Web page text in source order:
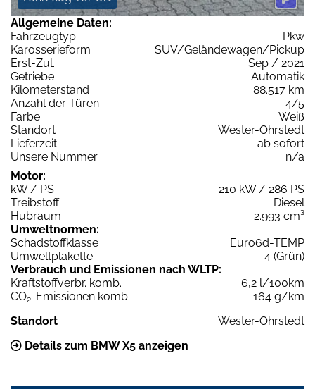
Allgemeine Daten:
Fahrzeugtyp
Pkw
Karosserieform
SUV/Geländewagen/Pickup
Erst-Zul.
Sep / 2021
Getriebe
Automatik
Kilometerstand
88.517 km
Anzahl der Türen
4/5
Farbe
Weiß
Standort
Wester-Ohrstedt
Lieferzeit
ab sofort
Unsere Nummer
n/a
Motor:
kW / PS
210 kW / 286 PS
Treibstoff
Diesel
Hubraum
2.993 cm³
Umweltnormen:
Schadstoffklasse
Euro6d-TEMP
Umweltplakette
4 (Grün)
Verbrauch und Emissionen nach WLTP:
Kraftstoffverbr. komb.
6,2 l/100km
CO2-Emissionen komb.
164 g/km
Standort
Wester-Ohrstedt
Details zum BMW X5 anzeigen